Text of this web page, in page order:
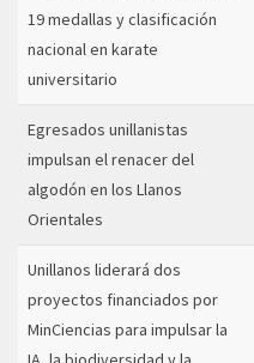
19 medallas y clasificación
nacional en karate
universitario
Egresados unillanistas
impulsan el renacer del
algodón en los Llanos
Orientales
Unillanos liderará dos
proyectos financiados por
MinCiencias para impulsar la